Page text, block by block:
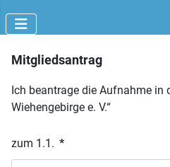
Mitgliedsantrag
Ich beantrage die Aufnahme in
Wiehengebirge e. V.“
zum 1.1. *